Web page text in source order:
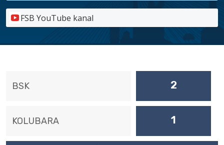
FSB YouTube kanal
BSK 2
KOLUBARA 1